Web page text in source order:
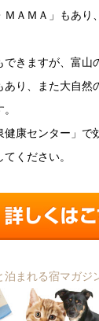
ＡＭＡ」もあり
できますが、富山
あり、また大自然
健康センター」で
ください。
まれる宿マガジ